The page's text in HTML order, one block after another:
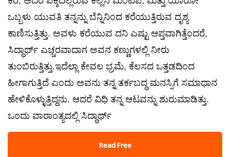
ಒಬ್ಬಳು ಯುವತಿ ತನ್ನನ್ನು ಬೆನ್ನಿನಿಂದ ಕರೆಯುತ್ತಿರುವ ದೃಶ್ಯ
ಕಾಣಿಸುತ್ತಿತ್ತು. ಅವಳು ಕರೆಯುವ ದನಿ ಎಷ್ಟು ಆಪ್ತವಾಗಿತ್ತೆಂದರೆ,
ಸಿದ್ಧಾರ್ಥ್ ಎಚ್ಚರವಾದಾಗ ಅವನ ಕಣ್ಣುಗಳಲ್ಲಿ ನೀರು
ತುಂಬಿರುತ್ತಿತ್ತು.ಇದೆಲ್ಲಾ ಕೇವಲ ಭ್ರಮೆ, ಕೆಲಸದ ಒತ್ತಡದಿಂದ
ಹೀಗಾಗುತ್ತಿದೆ ಎಂದು ಅವನು ತನ್ನ ತರ್ಕಬದ್ಧ ಮನಸ್ಸಿಗೆ ಸಮಾಧಾನ
ಹೇಳಿಕೊಳ್ಳುತ್ತಿದ್ದನು. ಆದರೆ ವಿಧಿ ತನ್ನ ಆಟವನ್ನು ಶುರುಮಾಡಿತ್ತು.
ಒಂದು ವಾರಾಂತ್ಯದಲ್ಲಿ ಸಿದ್ಧಾರ್ಥ್
Read Free